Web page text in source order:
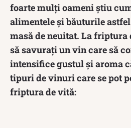
foarte mulți oameni știu
alimentele și băuturile
masă de neuitat. La friptura
să savurați un vin care să
intensifice gustul și aroma
tipuri de vinuri care se pot
friptura de vită: